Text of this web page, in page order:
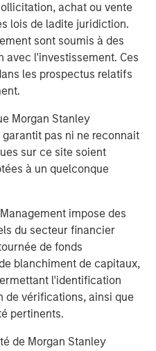
achat ou vente
lois de ladite juridiction.
sont soumis à des
avec l'investissement. Ces
les prospectus relatifs
Morgan Stanley
pas ni ne reconnait
sur ce site soient
à un quelconque
impose des
du secteur financier
de fonds
blanchiment de capitaux,
l'identification
de vérifications, ainsi que
pertinents.
de Morgan Stanley
Officer, Portfolio Solutions
en avant